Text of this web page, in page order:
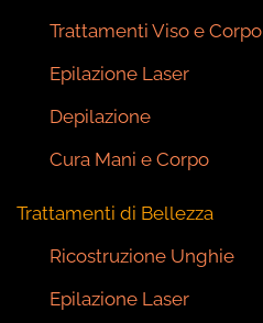
Trattamenti Viso e Corpo
Epilazione Laser
Depilazione
Cura Mani e Corpo
Trattamenti di Bellezza
Ricostruzione Unghie
Epilazione Laser